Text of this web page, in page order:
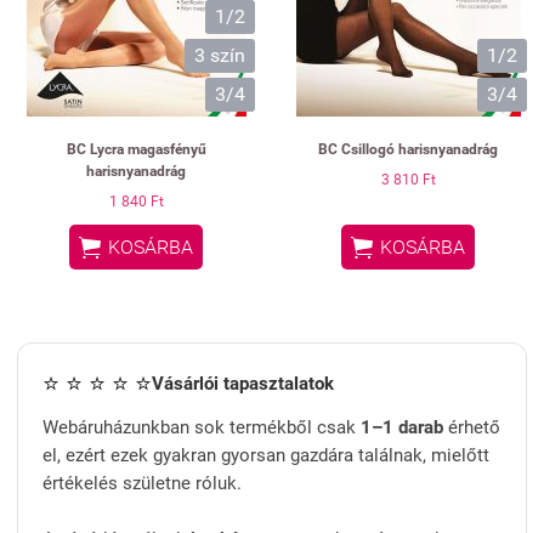
1/2
3 szín
3/4
BC Lycra magasfényű
harisnyanadrág
1 840 Ft
 KOSÁRBA
1/2
3/4
BC Csillogó harisnyanadrág
3 810 Ft
 KOSÁRBA
⭐ ⭐ ⭐ ⭐ ⭐Vásárlói tapasztalatok
Webáruházunkban sok termékből csak 1–1 darab érhető
el, ezért ezek gyakran gyorsan gazdára találnak, mielőtt
értékelés születne róluk.